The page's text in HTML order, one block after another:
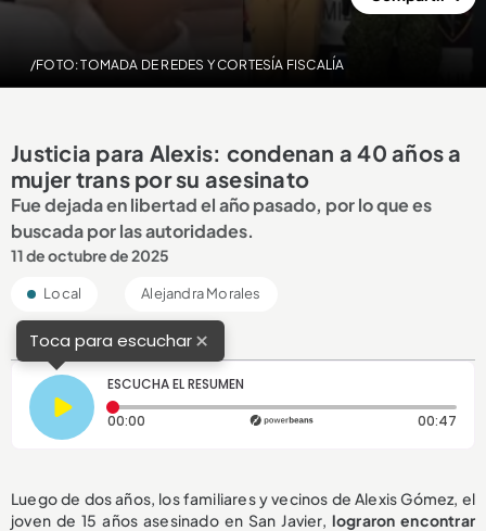
/FOTO: TOMADA DE REDES Y CORTESÍA FISCALÍA
Justicia para Alexis: condenan a 40 años a
mujer trans por su asesinato
Fue dejada en libertad el año pasado, por lo que es
buscada por las autoridades.
11 de octubre de 2025
Local Alejandra Morales
Toca para escuchar×
ESCUCHA EL RESUMEN
00:00 Tiempo transcurrido: 0 segundos 00:47
Luego de dos años, los familiares y vecinos de Alexis Gómez, el
joven de 15 años asesinado en San Javier, lograron encontrar